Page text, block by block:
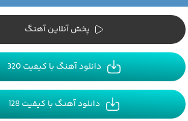
پخش آنلاین آهنگ
دانلود آهنگ با کیفیت 320
دانلود آهنگ با کیفیت 128